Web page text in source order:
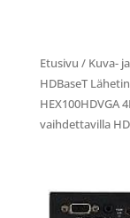
Etusivu / Kuva-
HDBaseT
HEX100HDVGA
vaihdettavilla